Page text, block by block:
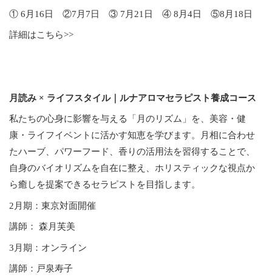
① 6月16日 ②7月7日 ③ 7月21日 ④ 8月4日 ⑤8月18日
詳細はこちら>>
月読み × ライフスタイル｜ルナアロマセラピスト養成コース
私たちの心身に影響を与える「月のリズム」を、美容・健
康・ライフイベントに活かす知恵を学びます。月相に合わせ
たハーブ、パワーフード、香りの活用法を習得することで、
自身のバイオリズムを自在に整え、ホリスティックな視点か
ら癒しを提案できるセラピストを目指します。
2月期：東京対面開催
講師： 森月芙美
3月期：オンライン
講師：戸泉寿子